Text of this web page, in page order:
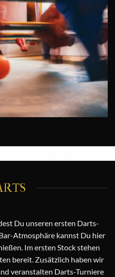
Du unseren ersten Darts-
Atmosphäre kannst Du hier
Im ersten Stock stehen
bereit. Zusätzlich haben wir
veranstalten Darts-Turniere